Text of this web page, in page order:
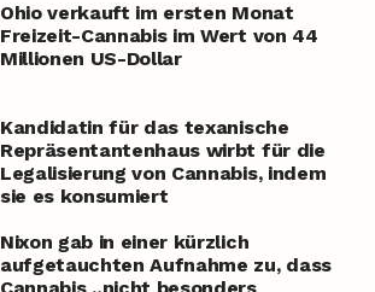
Ohio verkauft im ersten Monat
Freizeit-Cannabis im Wert von 44
Millionen US-Dollar
Kandidatin für das texanische
Repräsentantenhaus wirbt für die
Legalisierung von Cannabis, indem
sie es konsumiert
Nixon gab in einer kürzlich
aufgetauchten Aufnahme zu, dass